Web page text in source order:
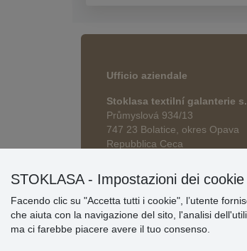
Ufficio aziendale
Stoklasa textilní galanterie
Průmyslová 934/13
747 23 Bolatice, okres Opava
Repubblica Ceca
STOKLASA - Impostazioni dei cookie
Facendo clic su "Accetta tutti i cookie", l’utente
che aiuta con la navigazione del sito, l'analisi
ma ci farebbe piacere avere il tuo consenso.